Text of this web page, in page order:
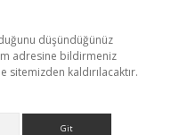
düşündüğünüz
adresine bildirmeniz
kaldırılacaktır.